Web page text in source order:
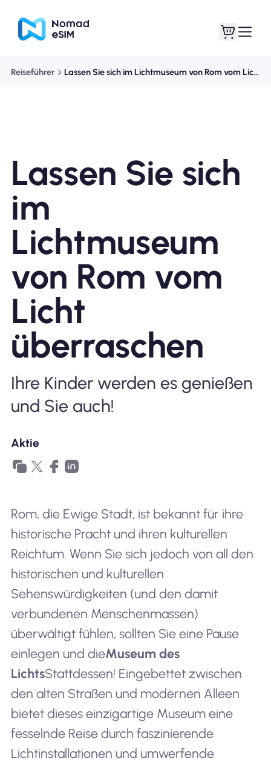
Shop-Tarife
Über eSIM
Warum Nomad eSIM
Verwendung einer eSIM
Für das Geschäft
Reiseführer Lassen Sie sich im Lichtmuseum von Rom vom Licht überraschen
Lassen Sie sich
im
Lichtmuseum
von Rom vom
Licht
überraschen
Ihre Kinder werden es genießen
und Sie auch!
Aktie
Rom, die Ewige Stadt, ist bekannt für ihre
historische Pracht und ihren kulturellen
Reichtum. Wenn Sie sich jedoch von all den
historischen und kulturellen
Sehenswürdigkeiten (und den damit
verbundenen Menschenmassen)
überwältigt fühlen, sollten Sie eine Pause
einlegen und dieMuseum des
LichtsStattdessen! Eingebettet zwischen
den alten Straßen und modernen Alleen
bietet dieses einzigartige Museum eine
fesselnde Reise durch faszinierende
Lichtinstallationen und umwerfende